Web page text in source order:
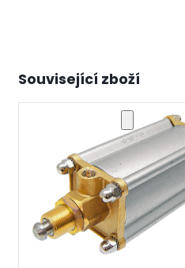
Související zboží